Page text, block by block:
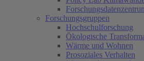
Forschungsgruppen
Hochschulforschung
Ökologische
Wärme und Wohnen
Prosoziales Verhalten